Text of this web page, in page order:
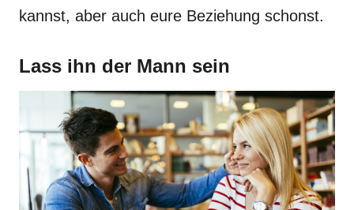
kannst, aber auch eure Beziehung schonst.
Lass ihn der Mann sein